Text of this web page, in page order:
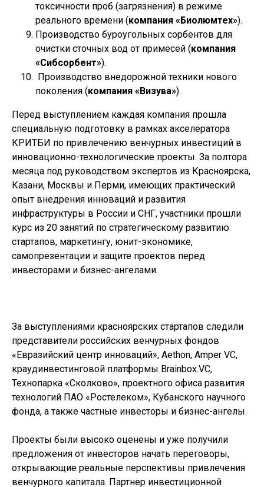
токсичности проб (загрязнения) в режиме
реального времени (компания «Биолюмтех»).
Производство буроугольных сорбентов для
очистки сточных вод от примесей (компания
«Сибсорбент»).
Производство внедорожной техники нового
поколения (компания «Визува»).
Перед выступлением каждая компания прошла
специальную подготовку в рамках акселератора
КРИТБИ по привлечению венчурных инвестиций в
инновационно-технологические проекты. За полтора
месяца под руководством экспертов из Красноярска,
Казани, Москвы и Перми, имеющих практический
опыт внедрения инноваций и развития
инфраструктуры в России и СНГ, участники прошли
курс из 20 занятий по стратегическому развитию
стартапов, маркетингу, юнит-экономике,
самопрезентации и защите проектов перед
инвесторами и бизнес-ангелами.
За выступлениями красноярских стартапов следили
представители российских венчурных фондов
«Евразийский центр инноваций», Aethon, Amper VC,
краудинвестинговой платформы Brainbox.VC,
Технопарка «Сколково», проектного офиса развития
технологий ПАО «Ростелеком», Кубанского научного
фонда, а также частные инвесторы и бизнес-ангелы.
Проекты были высоко оценены и уже получили
предложения от инвесторов начать переговоры,
открывающие реальные перспективы привлечения
венчурного капитала. Партнер инвестиционной